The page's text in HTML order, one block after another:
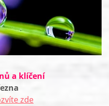
a klíčení
zde